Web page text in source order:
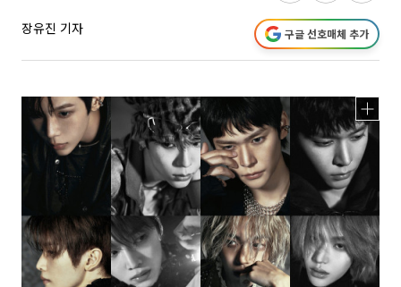
장유진 기자 구글 선호매체 추가